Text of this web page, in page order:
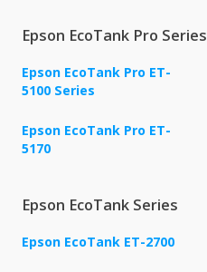
Epson EcoTank Pro Series
Epson EcoTank Pro ET-
5100 Series
Epson EcoTank Pro ET-
5170
Epson EcoTank Series
Epson EcoTank ET-2700